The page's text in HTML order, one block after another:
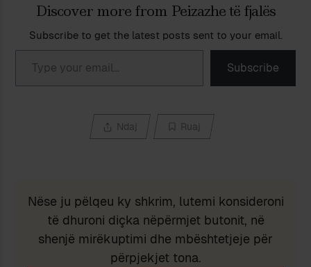
Discover more from Peizazhe të fjalës
Subscribe to get the latest posts sent to your email.
Type your email…
Subscribe
Ndaj Ruaj
Nëse ju pëlqeu ky shkrim, lutemi konsideroni
të dhuroni diçka nëpërmjet butonit, në
shenjë mirëkuptimi dhe mbështetjeje për
përpjekjet tona.